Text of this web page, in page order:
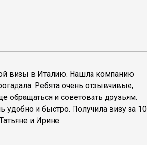
визы в Италию. Нашла компанию
Ребята очень отзывчивые,
обращаться и советовать друзьям.
удобно и быстро. Получила визу за 10
и Ирине